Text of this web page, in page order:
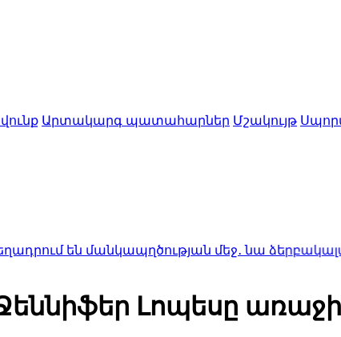
Արտակարգ պատահարներ Մշակույթ
մանկապղծության մեջ․ նա ձերբակալվել է1:50
Լոպեսը